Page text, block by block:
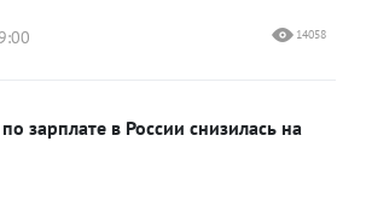
14058
зарплате в России снизилась на